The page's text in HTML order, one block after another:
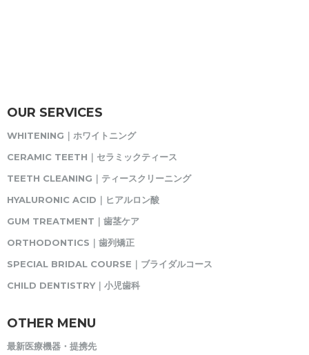
OUR SERVICES
WHITENING｜ホワイトニング
CERAMIC TEETH｜セラミックティース
TEETH CLEANING｜ティースクリーニング
HYALURONIC ACID｜ヒアルロン酸
GUM TREATMENT｜歯茎ケア
ORTHODONTICS｜歯列矯正
SPECIAL BRIDAL COURSE｜ブライダルコース
CHILD DENTISTRY｜小児歯科
OTHER MENU
最新医療機器・提携先